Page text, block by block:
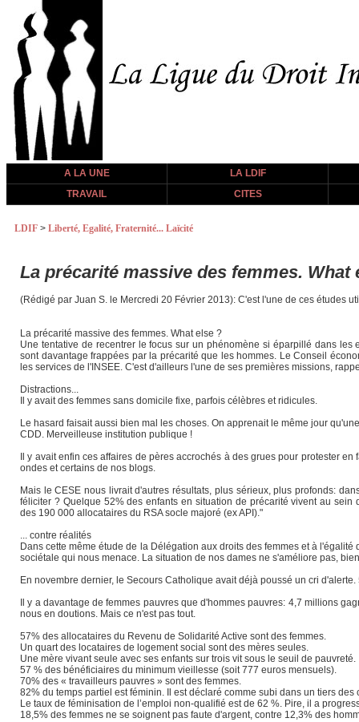
A LA UNE
LA LDIF
TRAVAIL
CITES
LDIF > Liberté, Egalité, Fraternité... Laïcité
La précarité massive des femmes. What
(Rédigé par Juan S. le Mercredi 20 Février 2013): C'est l'une de ces études
La précarité massive des femmes. What else ?
Une tentative de recentrer le focus sur un phénomène si éparpillé dans
sont davantage frappées par la précarité que les hommes. Le Conseil
les services de l'INSEE. C'est d'ailleurs l'une de ses premières missions,
Distractions...
Il y avait des femmes sans domicile fixe, parfois célèbres et ridicules.
Le hasard faisait aussi bien mal les choses. On apprenait le même jour
CDD. Merveilleuse institution publique !
Il y avait enfin ces affaires de pères accrochés à des grues pour protester
ondes et certains de nos blogs.
Mais le CESE nous livrait d'autres résultats, plus sérieux, plus profonds:
féliciter ? Quelque 52% des enfants en situation de précarité vivent au
des 190 000 allocataires du RSA socle majoré (ex API)."
... contre réalités
Dans cette même étude de la Délégation aux droits des femmes et à
sociétale qui nous menace. La situation de nos dames ne s'améliore pas,
En novembre dernier, le Secours Catholique avait déjà poussé un cri
Il y a davantage de femmes pauvres que d'hommes pauvres: 4,7 millions
nous en doutions. Mais ce n'est pas tout.
57% des allocataires du Revenu de Solidarité Active sont des femmes.
Un quart des locataires de logement social sont des mères seules.
Une mère vivant seule avec ses enfants sur trois vit sous le seuil de pauvreté.
57 % des bénéficiaires du minimum vieillesse (soit 777 euros mensuels).
70% des « travailleurs pauvres » sont des femmes.
82% du temps partiel est féminin. Il est déclaré comme subi dans un tiers des
Le taux de féminisation de l’emploi non-qualifié est de 62 %. Pire, il a
18,5% des femmes ne se soignent pas faute d'argent, contre 12,3% des